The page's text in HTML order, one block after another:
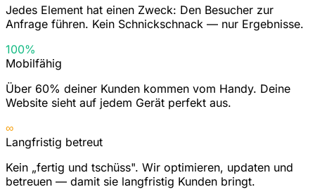
Jedes Element hat einen Zweck: Den Besucher zur
Anfrage führen. Kein Schnickschnack — nur Ergebnisse.
100%
Mobilfähig
Über 60% deiner Kunden kommen vom Handy. Deine
Website sieht auf jedem Gerät perfekt aus.
∞
Langfristig betreut
Kein „fertig und tschüss". Wir optimieren, updaten und
betreuen — damit sie langfristig Kunden bringt.